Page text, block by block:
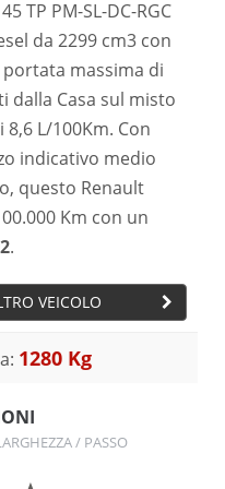
TP PM-SL-DC-RGC
da 2299 cm3 con
massima di
dalla Casa sul misto
L/100Km. Con
indicativo medio
questo Renault
Km con un
.
VEICOLO
1280 Kg
/ PASSO